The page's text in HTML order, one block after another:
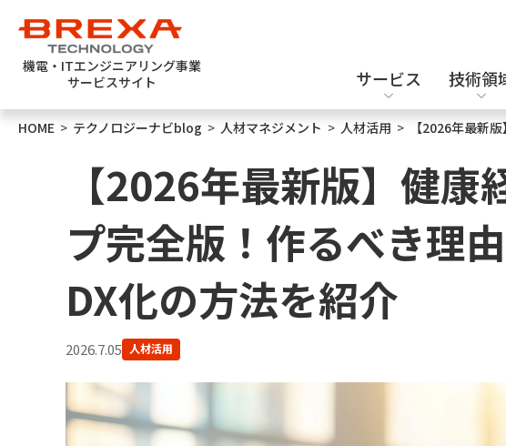
機電・ITエンジニアリング事業
サービスサイト
サービス
エンジニア派遣
ソフトウェアテスト
技術領
機械設計
半導体設計・評価
新卒採用
HOME > テクノロジーナビblog > 人材マネジメント > 人材活用 > 【2026年最新
【2026年最新版】健康
プ完全版！作るべき理
DX化の方法を紹介
2026.7.05 人材活用